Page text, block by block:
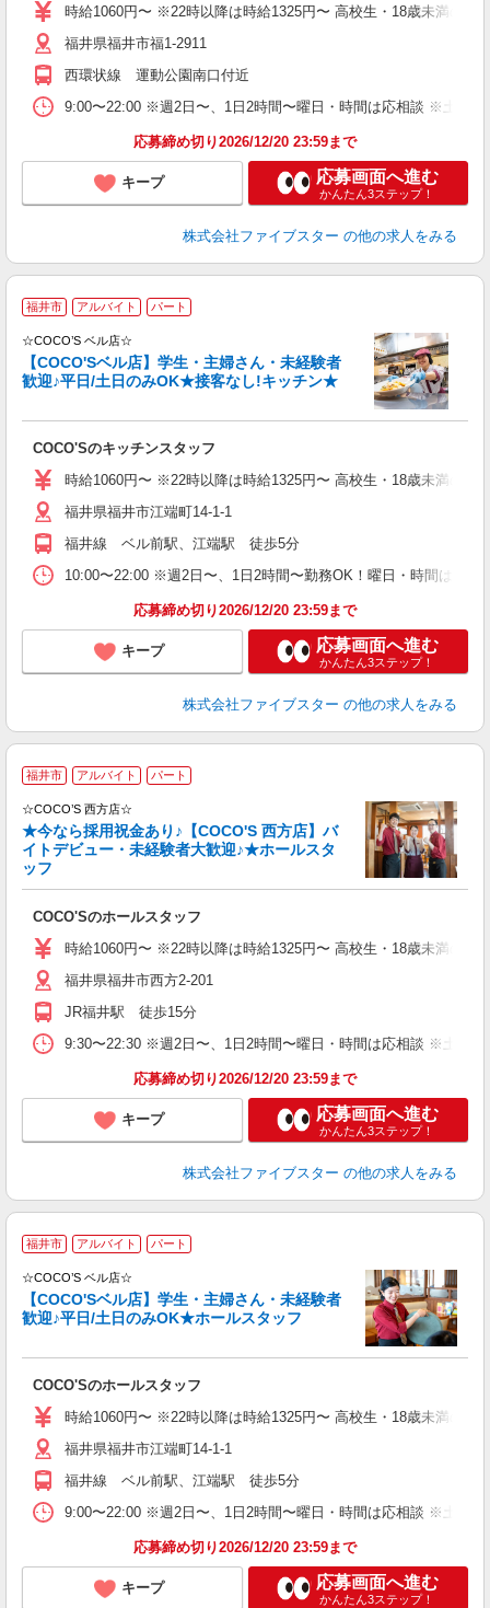
時給1060円〜 ※22時以降は時給1325円〜 高校生・18歳未満の方
福井県福井市福1-2911
西環状線 運動公園南口付近
9:00〜22:00 ※週2日〜、1日2時間〜曜日・時間は応相談 ※土日
応募締め切り2026/12/20 23:59まで
キープ 応募画面へ進む
かんたん3ステップ！
株式会社ファイブスター の他の求人をみる
福井市 アルバイト パート
☆COCO’S ベル店☆
【COCO'Sベル店】学生・主婦さん・未経験者
歓迎♪平日/土日のみOK★接客なし!キッチン★
COCO'Sのキッチンスタッフ
時給1060円〜 ※22時以降は時給1325円〜 高校生・18歳未満の方
福井県福井市江端町14-1-1
福井線 ベル前駅、江端駅 徒歩5分
10:00〜22:00 ※週2日〜、1日2時間〜勤務OK！曜日・時間は応
応募締め切り2026/12/20 23:59まで
キープ 応募画面へ進む
かんたん3ステップ！
株式会社ファイブスター の他の求人をみる
福井市 アルバイト パート
☆COCO’S 西方店☆
★今なら採用祝金あり♪【COCO'S 西方店】バ
イトデビュー・未経験者大歓迎♪★ホールスタ
ッフ
COCO'Sのホールスタッフ
時給1060円〜 ※22時以降は時給1325円〜 高校生・18歳未満の方
福井県福井市西方2-201
JR福井駅 徒歩15分
9:30〜22:30 ※週2日〜、1日2時間〜曜日・時間は応相談 ※土日
応募締め切り2026/12/20 23:59まで
キープ 応募画面へ進む
かんたん3ステップ！
株式会社ファイブスター の他の求人をみる
福井市 アルバイト パート
☆COCO’S ベル店☆
【COCO'Sベル店】学生・主婦さん・未経験者
歓迎♪平日/土日のみOK★ホールスタッフ
COCO'Sのホールスタッフ
時給1060円〜 ※22時以降は時給1325円〜 高校生・18歳未満の方
福井県福井市江端町14-1-1
福井線 ベル前駅、江端駅 徒歩5分
9:00〜22:00 ※週2日〜、1日2時間〜曜日・時間は応相談 ※土日
応募締め切り2026/12/20 23:59まで
キープ 応募画面へ進む
かんたん3ステップ！